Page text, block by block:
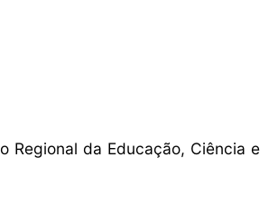
Regional da Educação, Ciência e